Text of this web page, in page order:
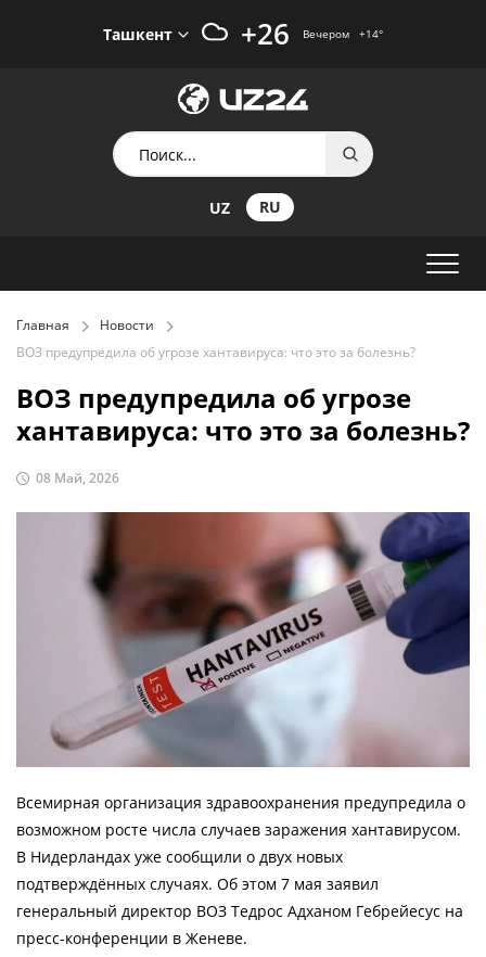
Ташкент +26 Вечером +14°
UZ RU
Главная
Новости
ВОЗ предупредила об угрозе хантавируса: что это за болезнь?
ВОЗ предупредила об угрозе
хантавируса: что это за болезнь?
08 Май, 2026
Всемирная организация здравоохранения предупредила о
возможном росте числа случаев заражения хантавирусом.
В Нидерландах уже сообщили о двух новых
подтверждённых случаях. Об этом 7 мая заявил
генеральный директор ВОЗ Тедрос Адханом Гебрейесус на
пресс-конференции в Женеве.